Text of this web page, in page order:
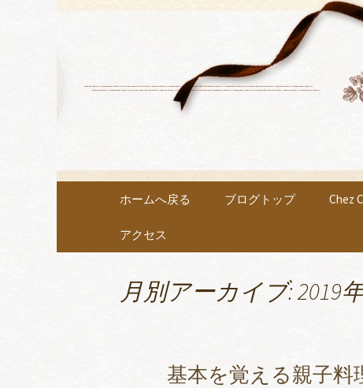
小牧市に
各種イベントや教室を開催
コンテンツへ移動
ホームへ戻る ブログトップ Chez
アクセス
月別アーカイブ: 2019
基本を覚える親子